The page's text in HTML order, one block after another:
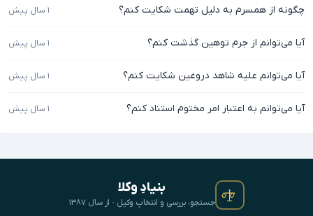
چگونه از همسرم به دلیل تهمت شکایت کنم؟ ۱ سال پیش
آیا می‌توانم از جرم توهین گذشت کنم؟ ۱ سال پیش
آیا می‌توانم علیه شاهد دروغین شکایت کنم؟ ۱ سال پیش
آیا می‌توانم به اعتبار امر مختوم استناد کنم؟ ۱ سال پیش
بنیادِ وکلا
جستجو، بررسی و انتخابِ وکیل · از سال ۱۳۸۷